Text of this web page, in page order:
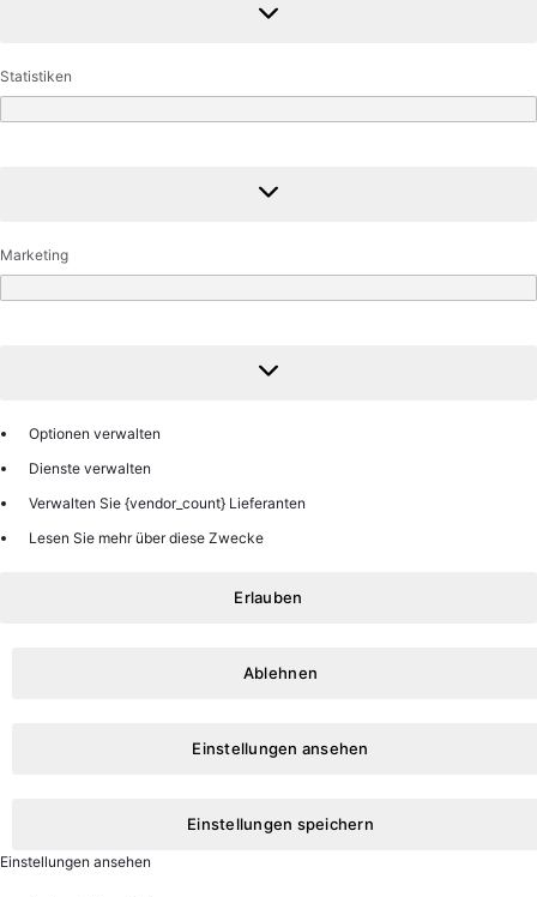
Statistiken
Marketing
Optionen verwalten
Dienste verwalten
Verwalten Sie {vendor_count} Lieferanten
Lesen Sie mehr über diese Zwecke
Erlauben
Ablehnen
Einstellungen ansehen
Einstellungen speichern
Einstellungen ansehen